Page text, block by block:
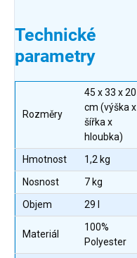
Technické
parametry
Rozměry
45 x 33 x 20
cm (výška x
šířka x
hloubka)
Hmotnost
1,2 kg
Nosnost
7 kg
Objem
29 l
Materiál
100%
Polyester